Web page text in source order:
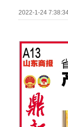
2022-1-24